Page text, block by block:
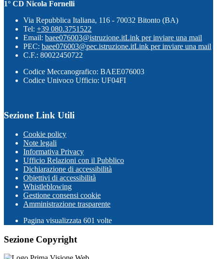
1° CD Nicola Fornelli
Via Repubblica Italiana, 116 - 70032 Bitonto (BA)
Tel: +39 080.3751522
Email: baee076003@istruzione.itLink per inviare una mail
PEC: baee076003@pec.istruzione.itLink per inviare una mail
C.F.: 80022450722
Codice Meccanografico: BAEE076003
Codice Univoco Ufficio: UF04FI
Sezione Link Utili
Cookie policy
Note legali
Informativa Privacy
Ufficio Relazioni con il Pubblico
Dichiarazione di accessibilità
Obiettivi di accessibilità
Whistleblowing
Gestione consensi cookie
Amministrazione trasparente
Pagina visualizzata 601 volte
Sezione Copyright